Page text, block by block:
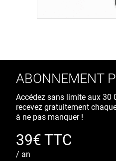
ABONNEMENT
Accédez sans limite aux 30
recevez gratuitement
à ne pas manquer !
39€ TTC
/ an